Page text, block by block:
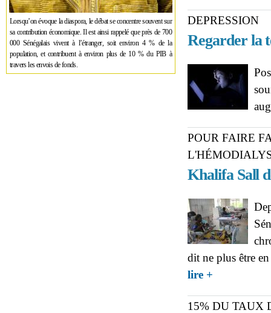
Lorsqu’on évoque la diaspora, le débat se concentre souvent sur
sa contribution économique. Il est ainsi rappelé que près de 700
000 Sénégalais vivent à l’étranger, soit environ 4 % de la
population, et contribuent à environ plus de 10 % du PIB à
travers les envois de fonds.
DEPRESSION
Regarder la
POUR FAIRE
Khalifa Sall
dit ne plus être
lire +
15% DU TAUX